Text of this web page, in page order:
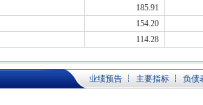
185.91
154.20
114.28
业绩预告 主要指标 负债